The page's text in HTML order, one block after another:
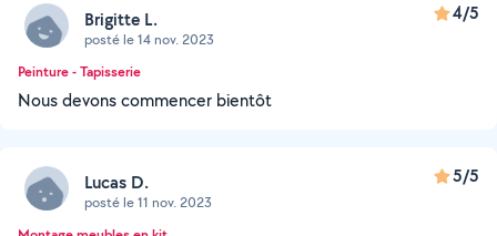
Brigitte L.
posté le 14 nov. 2023
4/5
Peinture - Tapisserie
Nous devons commencer bientôt
Lucas D.
posté le 11 nov. 2023
5/5